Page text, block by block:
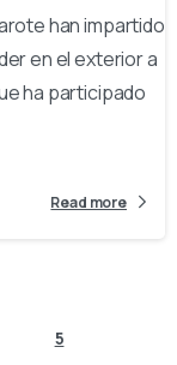
han impartido
en el exterior a
ha participado
Read more
5